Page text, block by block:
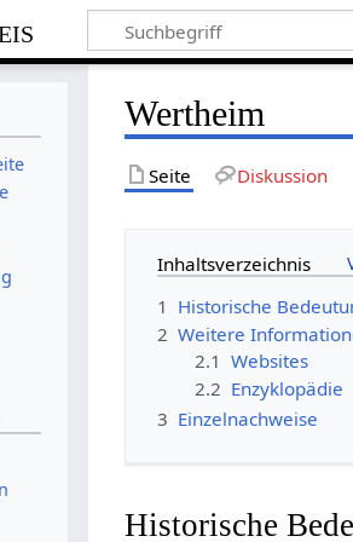
Wertheim
Seite Diskussion
Inhaltsverzeichnis
1 Historische
2 Weitere
2.1 Websites
2.2 Enzyklopädie
3 Einzelnachweise
Historische